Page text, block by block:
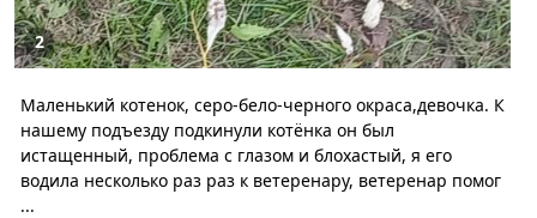
2
Маленький котенок, серо-бело-черного окраса,девочка. К
нашему подъезду подкинули котёнка он был
истащенный, проблема с глазом и блохастый, я его
водила несколько раз раз к ветеренару, ветеренар помог
...